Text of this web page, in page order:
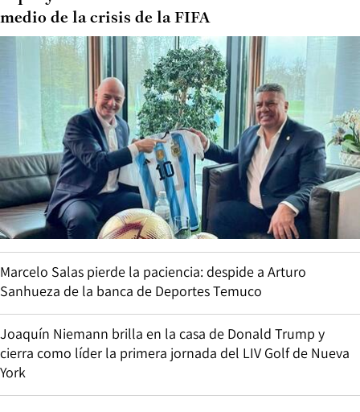
medio de la crisis de la FIFA
Marcelo Salas pierde la paciencia: despide a Arturo
Sanhueza de la banca de Deportes Temuco
Joaquín Niemann brilla en la casa de Donald Trump y
cierra como líder la primera jornada del LIV Golf de Nueva
York